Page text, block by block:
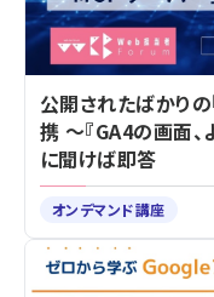
公開されたばかりの
携 ～『GA4の画面、
に聞けば即答
オンデマンド講座